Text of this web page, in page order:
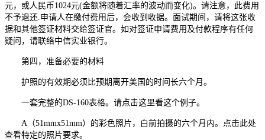
元，或人民币1024元(金额将随着汇率的波动而变化)。请注意，此费用
不予退还.申请人在缴付费用后，会收到收据。面试期间，请将这张收
据和其他签证材料交给签证官。如对签证申请费用及付款程序有任何
疑问，请联络中信实业银行。
第四，准备必要的材料
护照的有效期必须比预期离开美国的时间长六个月。
一套完整的DS-160表格。请点击这里看这个例子。
A（51mmx51mm）的彩色照片，白前拍摄的六个月内。点击此处
查看特定的照片要求。